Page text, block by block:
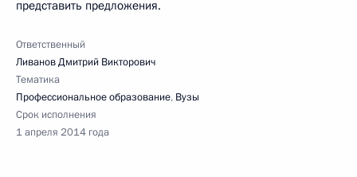
представить предложения.
Ответственный
Ливанов Дмитрий Викторович
Тематика
Профессиональное образование, Вузы
Срок исполнения
1 апреля 2014 года